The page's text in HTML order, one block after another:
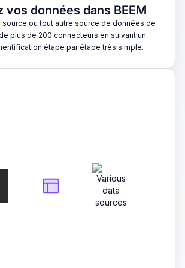
vos données dans BEEM
ou tout autre source de données de
plus de 200 connecteurs en suivant un
étape par étape très simple.